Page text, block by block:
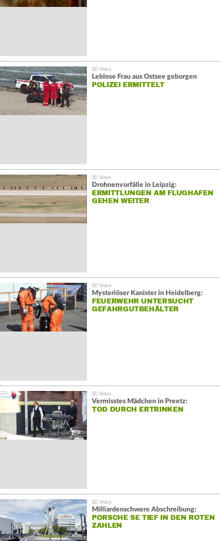
Leblose Frau aus Ostsee geborgen
POLIZEI ERMITTELT
Drohnenvorfälle in Leipzig:
ERMITTLUNGEN AM FLUGHAFEN
GEHEN WEITER
Mysteriöser Kanister in Heidelberg:
FEUERWEHR UNTERSUCHT
GEFAHRGUTBEHÄLTER
Vermisstes Mädchen in Preetz:
TOD DURCH ERTRINKEN
Milliardenschwere Abschreibung:
PORSCHE SE TIEF IN DEN ROTEN
ZAHLEN